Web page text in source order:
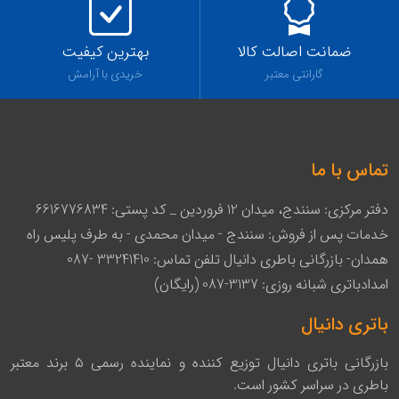
ضمانت اصالت کالا
گارانتی معتبر
بهترین کیفیت
خریدی با آرامش
تماس با ما
دفتر مرکزی: سنندج، میدان 12 فروردین _ کد پستی: 6616776834
خدمات پس از فروش: سنندج - میدان محمدی - به طرف پلیس راه
همدان- بازرگانی باطری دانیال تلفن تماس: 33241410 -087
امدادباتری شبانه روزی: 3137-087 (رایگان)
باتری دانیال
بازرگانی باتری دانیال توزیع کننده و نماینده رسمی ۵ برند معتبر
باطری در سراسر کشور است.